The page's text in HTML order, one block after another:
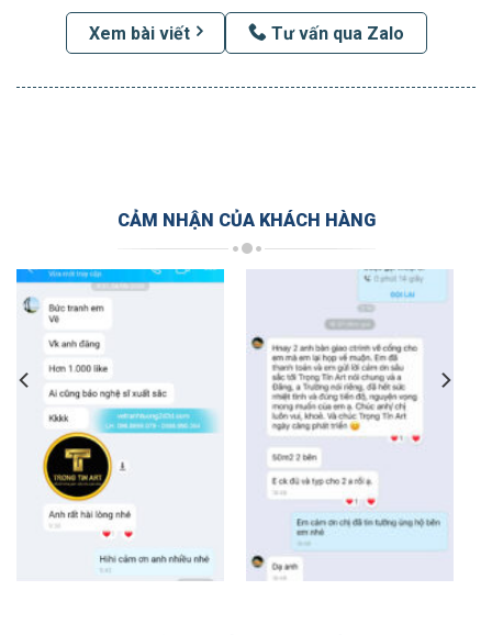
Xem bài viết Tư vấn qua Zalo
CẢM NHẬN CỦA KHÁCH HÀNG